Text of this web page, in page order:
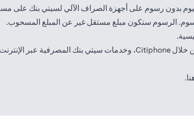
درهم إماراتي في اليوم بدون رسوم على أجهزة الصراف الآلي لسيتي
الرسوم ستكون مبلغ مستقل غير عن المبلغ المسحوب.
عبر الإنترنت
(opens in a new tab).